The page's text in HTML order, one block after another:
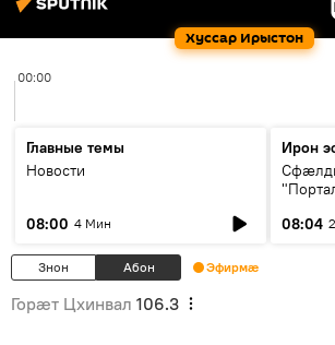
Хуссар Ирыстон
00:00
Главные темы
Новости
08:00 4 Мин
Ирон
08:04
Знон Абон Эфирмæ
Горӕт Цхинвал 106.3